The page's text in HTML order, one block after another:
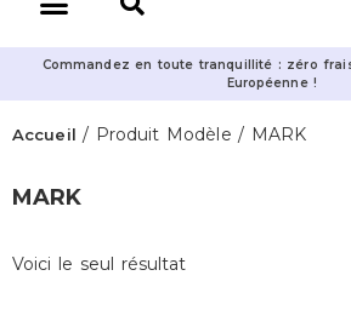
Commandez en toute tranquillité : zéro
Européenne !
Accueil / Produit Modèle / MARK
MARK
Voici le seul résultat